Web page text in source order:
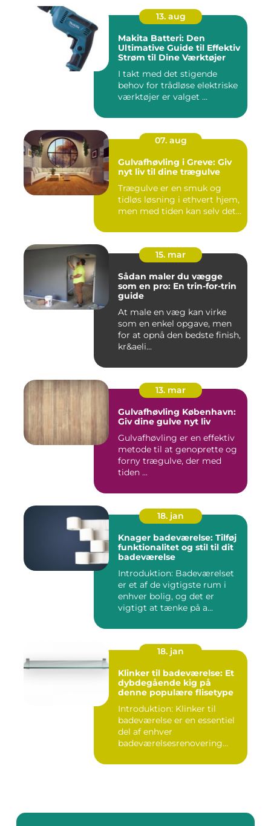
13. aug
Makita Batteri: Den
Ultimative Guide til Effektiv
Strøm til Dine Værktøjer
I takt med det stigende
behov for trådløse elektriske
værktøjer er valget ...
07. aug
Gulvafhøvling i Greve: Giv
nyt liv til dine trægulve
Trægulve er en smuk og
tidløs løsning i ethvert hjem,
men med tiden kan selv det...
15. mar
Sådan maler du vægge
som en pro: En trin-for-trin
guide
At male en væg kan virke
som en enkel opgave, men
for at opnå den bedste finish,
kr&aeli...
13. mar
Gulvafhøvling København:
Giv dine gulve nyt liv
Gulvafhøvling er en effektiv
metode til at genoprette og
forny trægulve, der med
tiden ...
18. jan
Knager badeværelse: Tilføj
funktionalitet og stil til dit
badeværelse
Introduktion: Badeværelset
er et af de vigtigste rum i
enhver bolig, og det er
vigtigt at tænke på a...
18. jan
Klinker til badeværelse: Et
dybdegående kig på
denne populære flisetype
Introduktion: Klinker til
badeværelse er en essentiel
del af enhver
badeværelsesrenovering